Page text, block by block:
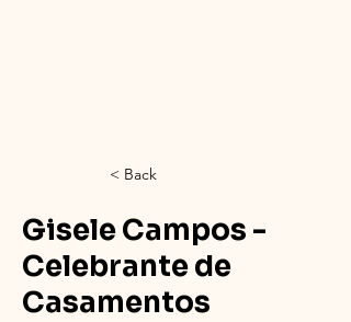
< Back
Gisele Campos -
Celebrante de
Casamentos